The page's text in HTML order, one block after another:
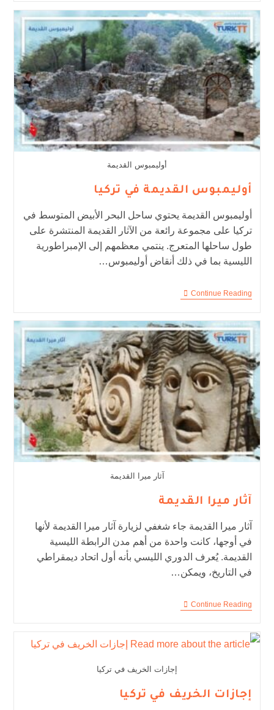
أوليمبوس القديمة
أوليمبوس القديمة في تركيا
أوليمبوس القديمة يحتوي ساحل البحر الأبيض المتوسط في
تركيا على مجموعة رائعة من الآثار القديمة المنتشرة على
طول ساحلها المتعرج. ينتمي معظمهم إلى الإمبراطورية
الليسية بما في ذلك أنقاض أوليمبوس…
Continue Reading
آثار ميرا القديمة
آثار ميرا القديمة
آثار ميرا القديمة جاء شغفي لزيارة آثار ميرا القديمة لأنها
في أوجها، كانت واحدة من أهم مدن الرابطة الليسية
القديمة. يُعرف الدوري الليسي بأنه أول اتحاد ديمقراطي
في التاريخ، ويمكن…
Continue Reading
إجازات الخريف في تركيا
إجازات الخريف في تركيا